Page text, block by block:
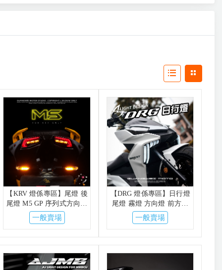
【KRV 燈係專區】尾燈 後
尾燈 M5 GP 序列式方向燈
整合式 ROMA GT 金鑫 星
爵
一般賣場
【DRG 燈係專區】日行燈
尾燈 霧燈 方向燈 前方向
燈 發光踏板 幻影 機械龍
金鑫 CTH AJ
一般賣場